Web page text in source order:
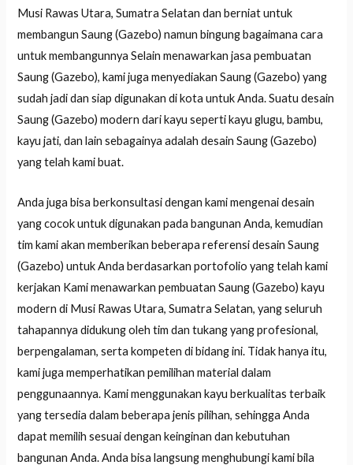
Musi Rawas Utara, Sumatra Selatan dan berniat untuk
membangun Saung (Gazebo) namun bingung bagaimana cara
untuk membangunnya Selain menawarkan jasa pembuatan
Saung (Gazebo), kami juga menyediakan Saung (Gazebo) yang
sudah jadi dan siap digunakan di kota untuk Anda. Suatu desain
Saung (Gazebo) modern dari kayu seperti kayu glugu, bambu,
kayu jati, dan lain sebagainya adalah desain Saung (Gazebo)
yang telah kami buat.
Anda juga bisa berkonsultasi dengan kami mengenai desain
yang cocok untuk digunakan pada bangunan Anda, kemudian
tim kami akan memberikan beberapa referensi desain Saung
(Gazebo) untuk Anda berdasarkan portofolio yang telah kami
kerjakan Kami menawarkan pembuatan Saung (Gazebo) kayu
modern di Musi Rawas Utara, Sumatra Selatan, yang seluruh
tahapannya didukung oleh tim dan tukang yang profesional,
berpengalaman, serta kompeten di bidang ini. Tidak hanya itu,
kami juga memperhatikan pemilihan material dalam
penggunaannya. Kami menggunakan kayu berkualitas terbaik
yang tersedia dalam beberapa jenis pilihan, sehingga Anda
dapat memilih sesuai dengan keinginan dan kebutuhan
bangunan Anda. Anda bisa langsung menghubungi kami bila